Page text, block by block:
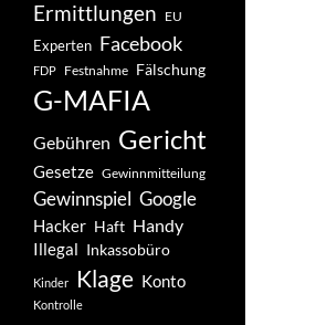
Ermittlungen EU
Experten Facebook
FDP Festnahme Fälschung
G-MAFIA
Gebühren Gericht
Gesetze Gewinnmitteilung
Gewinnspiel Google
Hacker Haft Handy
Illegal Inkassobüro
Kinder Klage Konto
Kontrolle